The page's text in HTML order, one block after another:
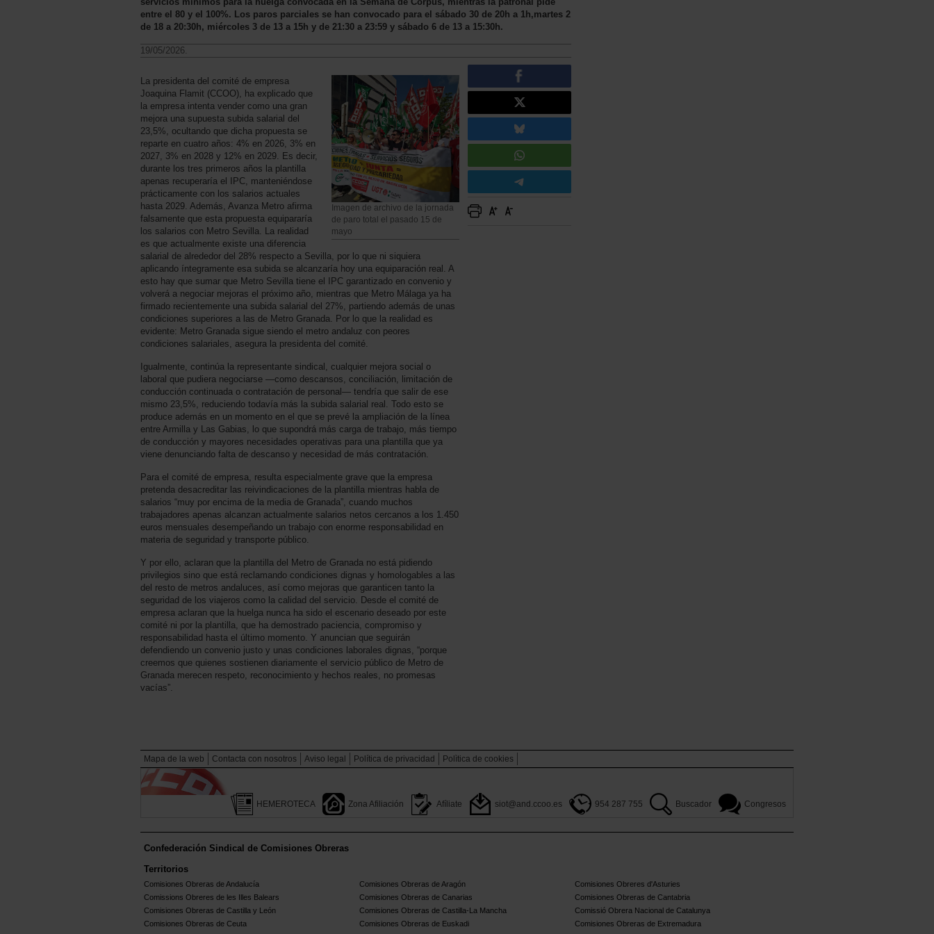
entre el 80 y el 100%. Los paros parciales se han convocado para el sábado 30 de 20h a 1h,martes 2
de 18 a 20:30h, miércoles 3 de 13 a 15h y de 21:30 a 23:59 y sábado 6 de 13 a 15:30h.
19/05/2026.
Imagen de archivo de la jornada
de paro total el pasado 15 de
mayo
La presidenta del comité de empresa
Joaquina Flamit (CCOO), ha explicado que
la empresa intenta vender como una gran
mejora una supuesta subida salarial del
23,5%, ocultando que dicha propuesta se
reparte en cuatro años: 4% en 2026, 3% en
2027, 3% en 2028 y 12% en 2029. Es decir,
durante los tres primeros años la plantilla
apenas recuperaría el IPC, manteniéndose
prácticamente con los salarios actuales
hasta 2029. Además, Avanza Metro afirma
falsamente que esta propuesta equipararía
los salarios con Metro Sevilla. La realidad
es que actualmente existe una diferencia
salarial de alrededor del 28% respecto a Sevilla, por lo que ni siquiera
aplicando íntegramente esa subida se alcanzaría hoy una equiparación real. A
esto hay que sumar que Metro Sevilla tiene el IPC garantizado en convenio y
volverá a negociar mejoras el próximo año, mientras que Metro Málaga ya ha
firmado recientemente una subida salarial del 27%, partiendo además de unas
condiciones superiores a las de Metro Granada. Por lo que la realidad es
evidente: Metro Granada sigue siendo el metro andaluz con peores
condiciones salariales, asegura la presidenta del comité.
Igualmente, continúa la representante sindical, cualquier mejora social o
laboral que pudiera negociarse —como descansos, conciliación, limitación de
conducción continuada o contratación de personal— tendría que salir de ese
mismo 23,5%, reduciendo todavía más la subida salarial real. Todo esto se
produce además en un momento en el que se prevé la ampliación de la línea
entre Armilla y Las Gabias, lo que supondrá más carga de trabajo, más tiempo
de conducción y mayores necesidades operativas para una plantilla que ya
viene denunciando falta de descanso y necesidad de más contratación.
Para el comité de empresa, resulta especialmente grave que la empresa
pretenda desacreditar las reivindicaciones de la plantilla mientras habla de
salarios “muy por encima de la media de Granada”, cuando muchos
trabajadores apenas alcanzan actualmente salarios netos cercanos a los 1.450
euros mensuales desempeñando un trabajo con enorme responsabilidad en
materia de seguridad y transporte público.
Y por ello, aclaran que la plantilla del Metro de Granada no está pidiendo
privilegios sino que está reclamando condiciones dignas y homologables a las
del resto de metros andaluces, así como mejoras que garanticen tanto la
seguridad de los viajeros como la calidad del servicio. Desde el comité de
empresa aclaran que la huelga nunca ha sido el escenario deseado por este
comité ni por la plantilla, que ha demostrado paciencia, compromiso y
responsabilidad hasta el último momento. Y anuncian que seguirán
defendiendo un convenio justo y unas condiciones laborales dignas, “porque
creemos que quienes sostienen diariamente el servicio público de Metro de
Granada merecen respeto, reconocimiento y hechos reales, no promesas
vacías”.
Mapa de la web Contacta con nosotros Aviso legal Política de privacidad Polìtica de cookies
HEMEROTECA Zona Afiliación Afíliate siot@and.ccoo.es 954 287 755 Buscador Congresos
Confederación Sindical de Comisiones Obreras
Territorios
Comisiones Obreras de Andalucía Comisiones Obreras de Aragón
Comisiones Obreres d'Asturies
Comissions Obreres de les Illes Balears
Comisiones Obreras de Canarias
Comisiones Obreras de Cantabria
Comisiones Obreras de Castilla y León
Comisiones Obreras de Castilla-La Mancha
Comissió Obrera Nacional de Catalunya
Comisiones Obreras de Ceuta
Comisiones Obreras de Euskadi
Comisiones Obreras de Extremadura